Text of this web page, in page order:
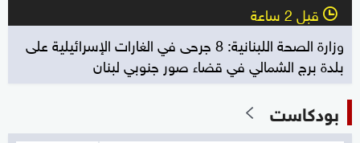
l قبل 2 ساعة
وزارة الصحة اللبنانية: 8 جرحى في الغارات الإسرائيلية على
بلدة برج الشمالي في قضاء صور جنوبي لبنان
بودكاست